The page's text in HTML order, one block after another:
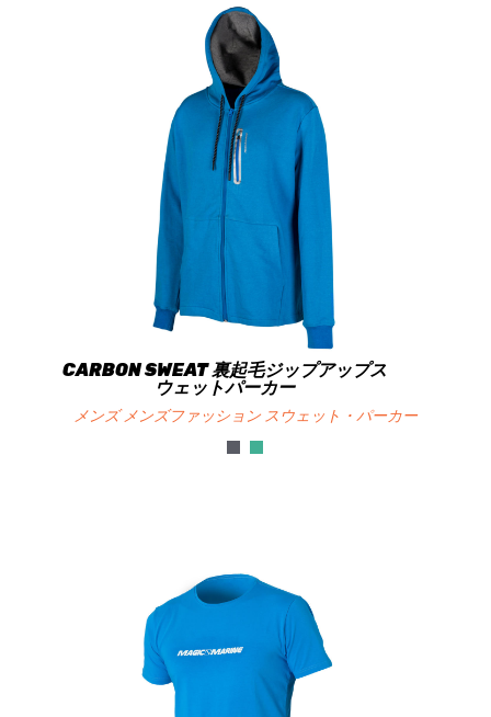
CARBON SWEAT 裏起毛ジップアップス
ウェットパーカー
メンズ メンズファッション スウェット・パーカー